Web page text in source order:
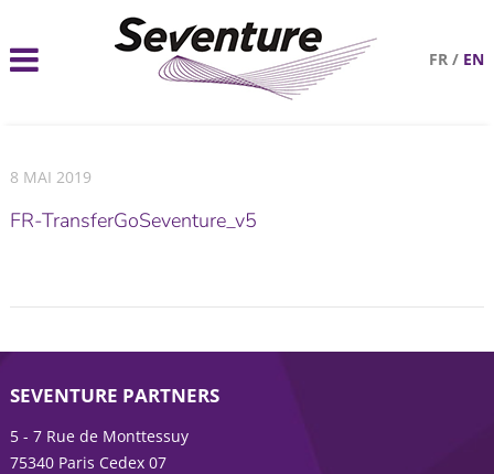
FR / EN
8 MAI 2019
FR-TransferGoSeventure_v5
SEVENTURE PARTNERS
5 - 7 Rue de Monttessuy
75340 Paris Cedex 07